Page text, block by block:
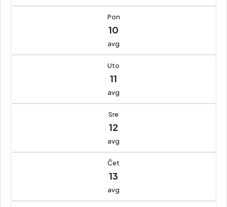
Pon
10
avg
Uto
11
avg
Sre
12
avg
Čet
13
avg